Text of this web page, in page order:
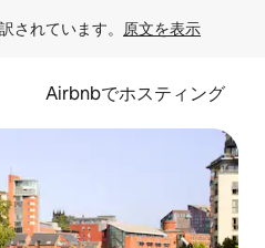
されています。 原文を表示
Airbnbでホスティング